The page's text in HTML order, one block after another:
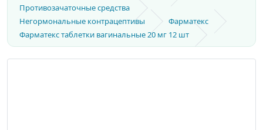
Противозачаточные средства
Негормональные контрацептивы
Фарматекс
Фарматекс таблетки вагинальные 20 мг 12 шт